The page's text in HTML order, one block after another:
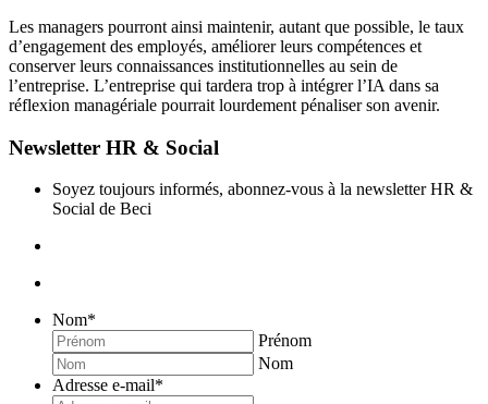
Les managers pourront ainsi maintenir, autant que possible, le taux
d’engagement des employés, améliorer leurs compétences et
conserver leurs connaissances institutionnelles au sein de
l’entreprise. L’entreprise qui tardera trop à intégrer l’IA dans sa
réflexion managériale pourrait lourdement pénaliser son avenir.
Newsletter HR & Social
Soyez toujours informés, abonnez-vous à la newsletter HR &
Social de Beci
Nom*
Prénom
Nom
Adresse e-mail*